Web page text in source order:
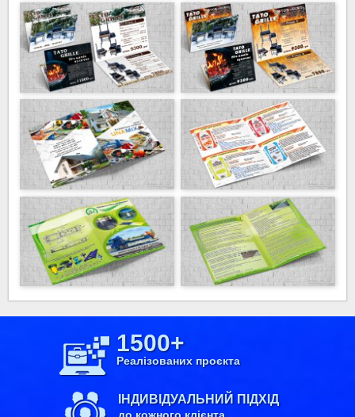
1500+
Реалізованих проєкта
ІНДИВІДУАЛЬНИЙ ПІДХІД
до кожного клієнта